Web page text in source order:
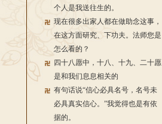
个人是我送往生的。
现在很多出家人都在做助念这事，
在这方面研究、下功夫。法师您是
怎么看的？
四十八愿中，十八、十九、二十愿
是和我们息息相关的
有句话说“信心必具名号，名号未
必具真实信心。”我觉得也是有依
据的。